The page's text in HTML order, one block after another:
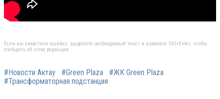
Если вы заметили ошибку, выделите необходимый текст и нажмите Ctrl+Enter, чтобы
сообщить об этом редакции
#Новости Актау #Green Plaza
#ЖК Green Plaza
#Трансформаторная подстанция